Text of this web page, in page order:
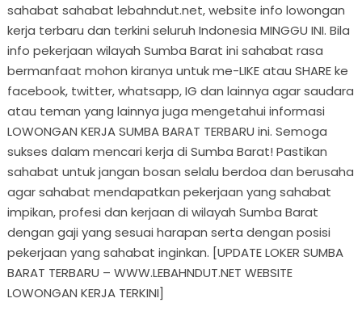
sahabat sahabat lebahndut.net, website info lowongan
kerja terbaru dan terkini seluruh Indonesia MINGGU INI. Bila
info pekerjaan wilayah Sumba Barat ini sahabat rasa
bermanfaat mohon kiranya untuk me-LIKE atau SHARE ke
facebook, twitter, whatsapp, IG dan lainnya agar saudara
atau teman yang lainnya juga mengetahui informasi
LOWONGAN KERJA SUMBA BARAT TERBARU ini. Semoga
sukses dalam mencari kerja di Sumba Barat! Pastikan
sahabat untuk jangan bosan selalu berdoa dan berusaha
agar sahabat mendapatkan pekerjaan yang sahabat
impikan, profesi dan kerjaan di wilayah Sumba Barat
dengan gaji yang sesuai harapan serta dengan posisi
pekerjaan yang sahabat inginkan. [UPDATE LOKER SUMBA
BARAT TERBARU – WWW.LEBAHNDUT.NET WEBSITE
LOWONGAN KERJA TERKINI]